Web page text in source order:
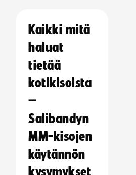
Kaikki mitä
haluat
tietää
kotikisoista
–
Salibandyn
MM-kisojen
käytännön